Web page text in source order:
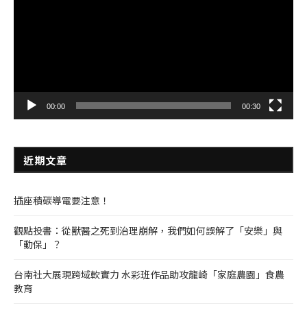
00:00 00:30
近期文章
插座積碳導電要注意！
觀點投書：從獸醫之死到治理崩解，我們如何誤解了「安樂」與
「動保」？
台南社大展現跨域軟實力 水彩班作品助攻龍崎「家庭農園」食農
教育